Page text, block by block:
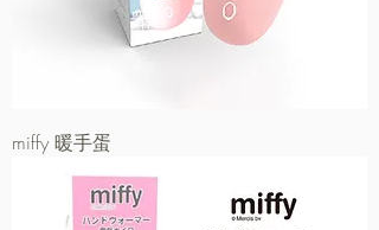
miffy 暖手蛋